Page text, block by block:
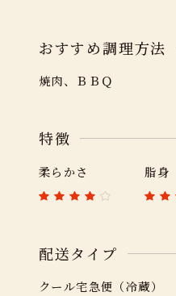
おすすめ調理方法
焼肉、ＢＢＱ
特徴
柔らかさ 脂身
配送タイプ
クール宅急便（冷蔵）